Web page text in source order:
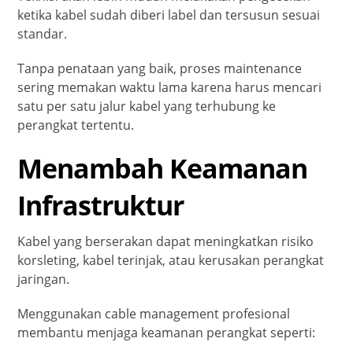
ketika kabel sudah diberi label dan tersusun sesuai
standar.
Tanpa penataan yang baik, proses maintenance
sering memakan waktu lama karena harus mencari
satu per satu jalur kabel yang terhubung ke
perangkat tertentu.
Menambah Keamanan
Infrastruktur
Kabel yang berserakan dapat meningkatkan risiko
korsleting, kabel terinjak, atau kerusakan perangkat
jaringan.
Menggunakan cable management profesional
membantu menjaga keamanan perangkat seperti: